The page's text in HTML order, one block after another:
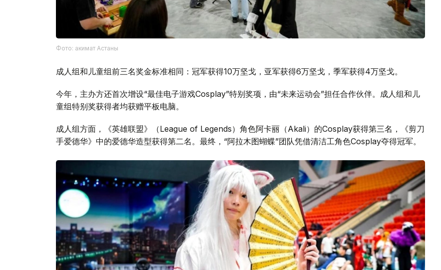
Фото: акимат Астаны
成人组和儿童组前三名奖金标准相同：冠军获得10万坚戈，亚军获得6万坚戈，季军获得4万坚戈。
今年，主办方还首次增设“最佳电子游戏Cosplay”特别奖项，由“未来运动会”担任合作伙伴。成人组和儿
童组特别奖获得者均获赠平板电脑。
成人组方面，《英雄联盟》（League of Legends）角色阿卡丽（Akali）的Cosplay获得第三名，《剪刀
手爱德华》中的爱德华造型获得第二名。最终，“阿拉木图蝴蝶”团队凭借清洁工角色Cosplay夺得冠军。